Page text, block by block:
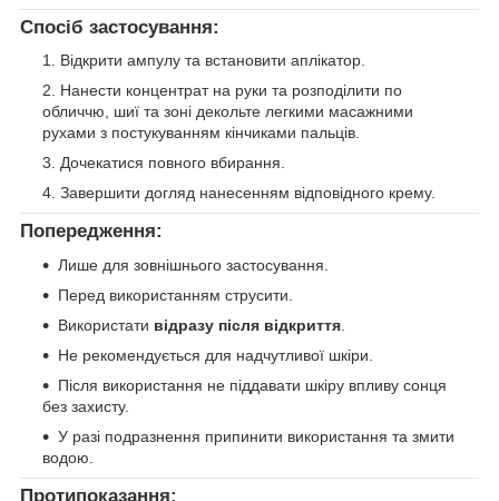
Спосіб застосування:
Відкрити ампулу та встановити аплікатор.
Нанести концентрат на руки та розподілити по
обличчю, шиї та зоні декольте легкими масажними
рухами з постукуванням кінчиками пальців.
Дочекатися повного вбирання.
Завершити догляд нанесенням відповідного крему.
Попередження:
Лише для зовнішнього застосування.
Перед використанням струсити.
Використати відразу після відкриття
Не рекомендується для надчутливої шкіри.
Після використання не піддавати шкіру впливу сонця
без захисту.
У разі подразнення припинити використання та змити
водою.
Протипоказання: